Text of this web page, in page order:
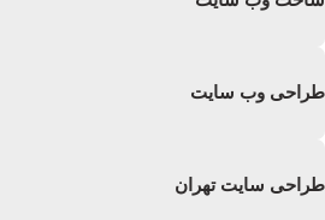
طراحی وب سایت
طراحی سایت تهران